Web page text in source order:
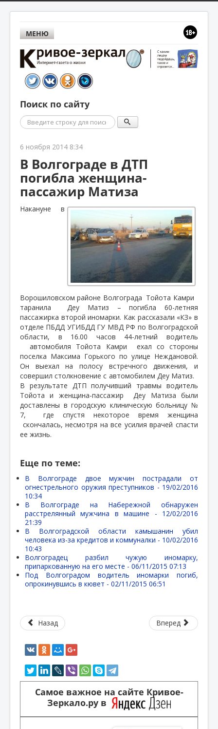
МЕНЮ
Поиск по сайту
Поиск
6 ноября 2014 8:34
В Волгограде в ДТП
погибла женщина-
пассажир Матиза
Накануне в
Ворошиловском районе Волгограда Тойота Камри
таранила
Деу Матиз – погибла 60-летняя
пассажирка второй иномарки. Как рассказали «КЗ» в
отделе ПБДД УГИБДД ГУ МВД РФ по Волгоградской
области, в 16.00 часов 44-летний водитель
автомобиля Тойота Камри
ехал со стороны
поселка Максима Горького по улице Неждановой.
Он выехал на полосу встречного движения, и
совершил столкновение с автомобилем Деу Матиз.
В результате ДТП получивший травмы водитель
Тойота и женщина-пассажир
Деу Матиза были
доставлены в городскую клиническую больницу №
7,
где спустя некоторое время женщина
скончалась, несмотря на все усилия врачей спасти
ее жизнь.
Еще по теме:
В Волгограде двое мужчин пострадали от
огнестрельного оружия преступников - 19/02/2016
10:34
В Волгограде на Набережной обнаружен
расстрелянный мужчина в машине - 12/02/2016
21:39
В Волгоградской области камышанин убил
человека из-за кредитов и коммуналки - 10/02/2016
10:43
Волгоградец разбил чужую иномарку,
припаркованную на его месте - 06/11/2015 07:13
Под Волгоградом водитель иномарки погиб,
опрокинувшись в кювет - 02/11/2015 06:51
Назад Вперед
Самое важное на сайте Кривое-
Зеркало.ру в